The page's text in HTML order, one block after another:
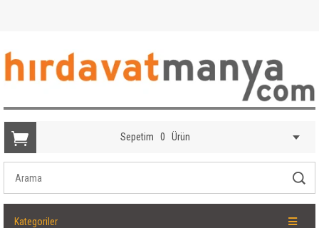
Sepetim 0 Ürün
Kategoriler